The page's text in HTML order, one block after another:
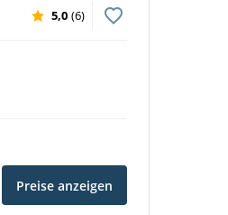
5,0 (6)
Preise anzeigen